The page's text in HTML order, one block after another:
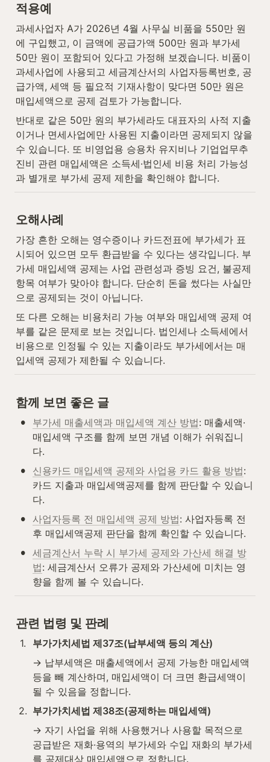
적용예
과세사업자 A가 2026년 4월 사무실 비품을 550만 원
에 구입했고, 이 금액에 공급가액 500만 원과 부가세
50만 원이 포함되어 있다고 가정해 보겠습니다. 비품이
과세사업에 사용되고 세금계산서의 사업자등록번호, 공
급가액, 세액 등 필요적 기재사항이 맞다면 50만 원은
매입세액으로 공제 검토가 가능합니다.
반대로 같은 50만 원의 부가세라도 대표자의 사적 지출
이거나 면세사업에만 사용된 지출이라면 공제되지 않을
수 있습니다. 또 비영업용 승용차 유지비나 기업업무추
진비 관련 매입세액은 소득세·법인세 비용 처리 가능성
과 별개로 부가세 공제 제한을 확인해야 합니다.
오해사례
가장 흔한 오해는 영수증이나 카드전표에 부가세가 표
시되어 있으면 모두 환급받을 수 있다는 생각입니다. 부
가세 매입세액 공제는 사업 관련성과 증빙 요건, 불공제
항목 여부가 맞아야 합니다. 단순히 돈을 썼다는 사실만
으로 공제되는 것이 아닙니다.
또 다른 오해는 비용처리 가능 여부와 매입세액 공제 여
부를 같은 문제로 보는 것입니다. 법인세나 소득세에서
비용으로 인정될 수 있는 지출이라도 부가세에서는 매
입세액 공제가 제한될 수 있습니다.
함께 보면 좋은 글
• 부가세 매출세액과 매입세액 계산 방법: 매출세액·
매입세액 구조를 함께 보면 개념 이해가 쉬워집니
다.
• 신용카드 매입세액 공제와 사업용 카드 활용 방법:
카드 지출과 매입세액공제를 함께 판단할 수 있습니
다.
• 사업자등록 전 매입세액 공제 방법: 사업자등록 전
후 매입세액공제 판단을 함께 확인할 수 있습니다.
• 세금계산서 누락 시 부가세 공제와 가산세 해결 방
법: 세금계산서 오류가 공제와 가산세에 미치는 영
향을 함께 볼 수 있습니다.
관련 법령 및 판례
1.
부가가치세법 제37조(납부세액 등의 계산)
→ 납부세액은 매출세액에서 공제 가능한 매입세액
등을 빼 계산하며, 매입세액이 더 크면 환급세액이
될 수 있음을 정합니다.
2. 부가가치세법 제38조(공제하는 매입세액)
→ 자기 사업을 위해 사용했거나 사용할 목적으로
공급받은 재화·용역의 부가세와 수입 재화의 부가세
를 공제대상 매입세액으로 정합니다.